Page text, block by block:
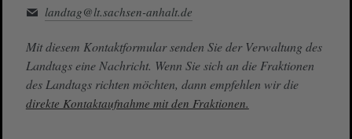
landtag@lt.sachsen-anhalt.de
Mit diesem Kontaktformular senden Sie der Verwaltung des
Landtags eine Nachricht. Wenn Sie sich an die Fraktionen
des Landtags richten möchten, dann empfehlen wir die
direkte Kontaktaufnahme mit den Fraktionen.